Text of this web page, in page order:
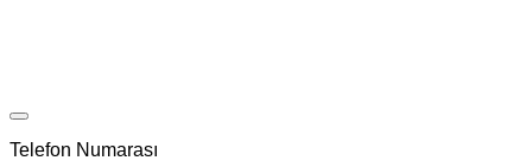
Telefon Numarası